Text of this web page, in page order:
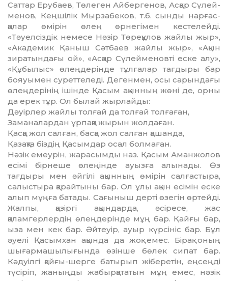
Саттар Ерубаев, Төлеген Айбергенов, Асқар Сүлей­
ме­нов, Кеңшілік Мырзабеков, т.б. сынды нарғас­
қалар өмірін өлең өрнегімен кестелейді.
«Тәуелсіздік немесе Нәзір Төреқұлов жайлы жыр»,
«Академик Қаныш Сәтбаев жайлы жыр», «Ақын
зиратындағы ой», «Асқар Сүлей­меновті еске алу»,
«Құбылыс» өлеңдерінде тұлғалар тағдыры бар
бояуымен суреттеледі. Дегенмен, осы сарындағы
өлеңдерінің ішінде Қасым ақынның жөні де, орны
да ерек тұр. Ол былай жырлайды:
Дәуірлер жайлы толғай да толғай толғаған,
Заманалардан ұрпаққа жырын жолдаған.
Қасқа жол салған, басқа жол салған қашанда,
Қазақта біздің Қасымдар осал болмаған.
Нәзік емеурін, жарасымды наз. Қасым Аман­жолов
есімі бірнеше өлеңінде ауызға алынады. Өз
тағдыры мен әйгілі ақынның өмірін салғастыра,
салыстыра қарайтыны бар. Ол ұлы ақын есімін еске
алып мұңға батады. Сағыныш дерті өзегін өртейді.
Жалпы, қазіргі ақындарда, әсіресе, жас
қаламгерлердің өлеңдерінде мұң бар. Қайғы бар,
ыза мен кек бар. Әйтеуір, ауыр күрсініс бар. Бұл
әуелі Қасымхан ақында да жоқ емес. Бірақ оның
шығармашылығында өзінше бөлек сипат бар.
Кәдуілгі қайғы-шерге батырып жіберетін, еңсеңді
түсіріп, жаныңды жабырқататын мұң емес, нәзік